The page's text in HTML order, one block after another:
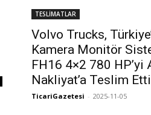
TESLİMATLAR
Volvo Trucks,
Kamera Monitör
FH16 4×2 780 HP’yi
Nakliyat’a Teslim
TicariGazetesi - 2025-11-05